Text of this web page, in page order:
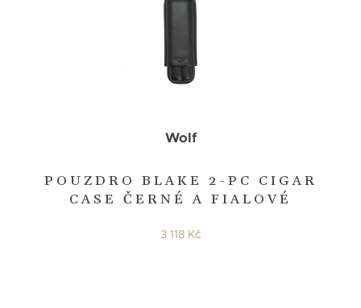
POUZDRO BLAKE 2-PC CIGAR
CASE ČERNÉ A FIALOVÉ
Wolf
3 118 Kč